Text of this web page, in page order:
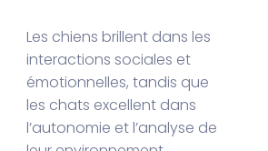
Les chiens brillent dans les
interactions sociales et
émotionnelles, tandis que
les chats excellent dans
l’autonomie et l’analyse de